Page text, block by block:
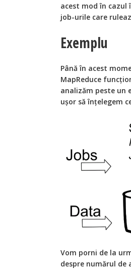
acest mod în cazul
job-urile care
Exemplu
Până în acest
MapReduce
analizăm peste un
ușor să înțelegem
Vom porni de la
despre numărul